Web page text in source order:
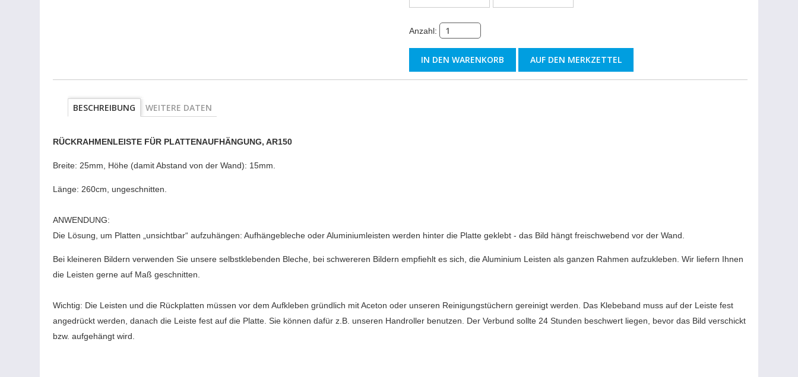
Anzahl:
AUF DEN MERKZETTEL
BESCHREIBUNG WEITERE DATEN
RÜCKRAHMENLEISTE FÜR PLATTENAUFHÄNGUNG, AR150
Breite: 25mm, Höhe (damit Abstand von der Wand): 15mm.
Länge: 260cm, ungeschnitten.
ANWENDUNG:
Die Lösung, um Platten „unsichtbar“ aufzuhängen: Aufhängebleche oder Aluminiumleisten werden hinter die Platte geklebt - das Bild hängt freischwebend vor der Wand.
Bei kleineren Bildern verwenden Sie unsere selbstklebenden Bleche, bei schwereren Bildern empfiehlt es sich, die Aluminium Leisten als ganzen Rahmen aufzukleben. Wir liefern Ihnen
die Leisten gerne auf Maß geschnitten.
Wichtig: Die Leisten und die Rückplatten müssen vor dem Aufkleben gründlich mit Aceton oder unseren Reinigungstüchern gereinigt werden. Das Klebeband muss auf der Leiste fest
angedrückt werden, danach die Leiste fest auf die Platte. Sie können dafür z.B. unseren Handroller benutzen. Der Verbund sollte 24 Stunden beschwert liegen, bevor das Bild verschickt
bzw. aufgehängt wird.